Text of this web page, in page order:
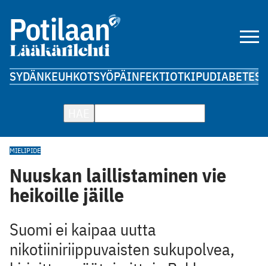
SYDÄNKEUHKOTSYÖPÄINFEKTIOTKIPUDIABETES
MIELIPIDE
Nuuskan laillistaminen vie
heikoille jäille
Suomi ei kaipaa uutta
nikotiiniriippuvaisten sukupolvea,